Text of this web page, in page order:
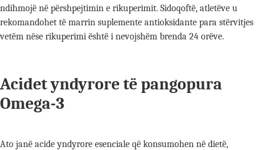
ndihmojë në përshpejtimin e rikuperimit. Sidoqoftë, atletëve u
rekomandohet të marrin suplemente antioksidante para stërvitjes
vetëm nëse rikuperimi është i nevojshëm brenda 24 orëve.
Acidet yndyrore të pangopura
Omega-3
Ato janë acide yndyrore esenciale që konsumohen në dietë,